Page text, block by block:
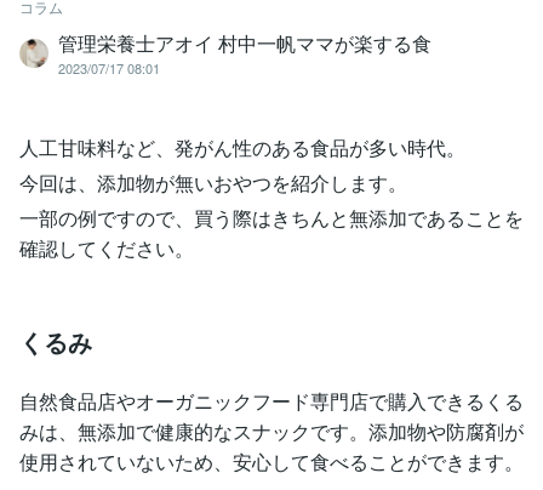
コラム
管理栄養士アオイ 村中一帆ママが楽する食
2023/07/17 08:01
人工甘味料など、発がん性のある食品が多い時代。
今回は、添加物が無いおやつを紹介します。
一部の例ですので、買う際はきちんと無添加であることを
確認してください。
くるみ
自然食品店やオーガニックフード専門店で購入できるくる
みは、無添加で健康的なスナックです。添加物や防腐剤が
使用されていないため、安心して食べることができます。